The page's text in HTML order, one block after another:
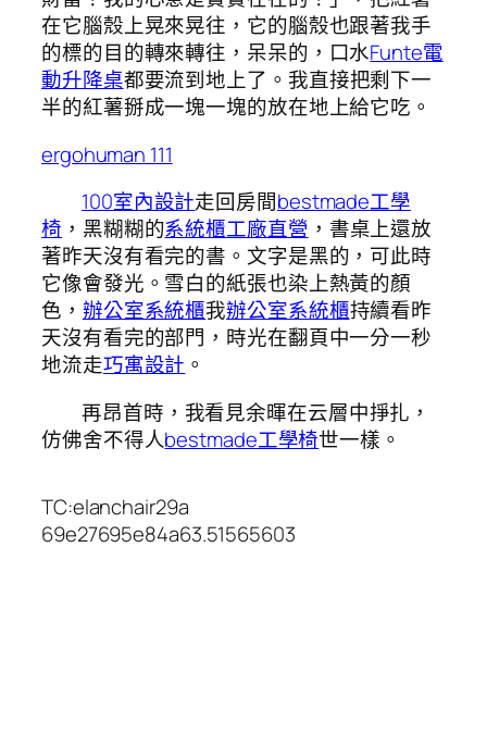
在它腦殼上晃來晃往，它的腦殼也跟著我手
的標的目的轉來轉往，呆呆的，口水Funte電
動升降桌都要流到地上了。我直接把剩下一
半的紅薯掰成一塊一塊的放在地上給它吃。
ergohuman 111
100室內設計走回房間bestmade工學
椅 ，黑糊糊的系統櫃工廠直營 ，書桌上還放
著昨天沒有看完的書。文字是黑的，可此時
它像會發光。雪白的紙張也染上熱黃的顏
色， 辦公室系統櫃我辦公室系統櫃持續看昨
天沒有看完的部門，時光在翻頁中一分一秒
地流走巧寓設計 。
再昂首時，我看見余暉在云層中掙扎，
仿佛舍不得人bestmade工學椅世一樣。
TC:elanchair29a
69e27695e84a63.51565603